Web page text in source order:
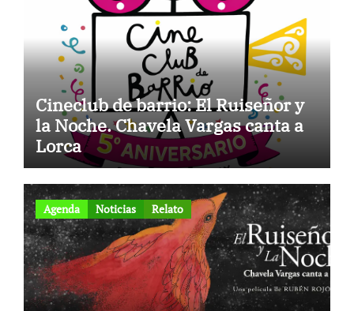
Cineclub de barrio: El Ruiseñor y
la Noche. Chavela Vargas canta a
Lorca
Agenda Noticias Relato